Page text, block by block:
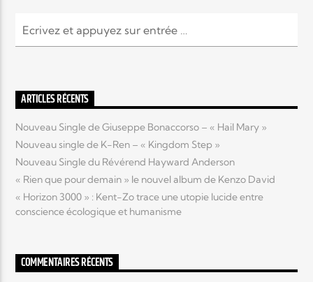
TITRE
ARTISTE
Radio Elyon
ARTICLES RÉCENTS
Nouveau Single de Giuseppe Bonaccorso – « Hail Mary »
Nouveau single de K-Ren – « Kingdom Step »
Nouveau Single du Révérend Hayward Anderson
« Rien que pour demain » le nouvel album de Kenzo David
« Horizon 3000 » : Kent-Zo trace une utopie lucide entre
conscience écologique et humanisme
COMMENTAIRES RÉCENTS